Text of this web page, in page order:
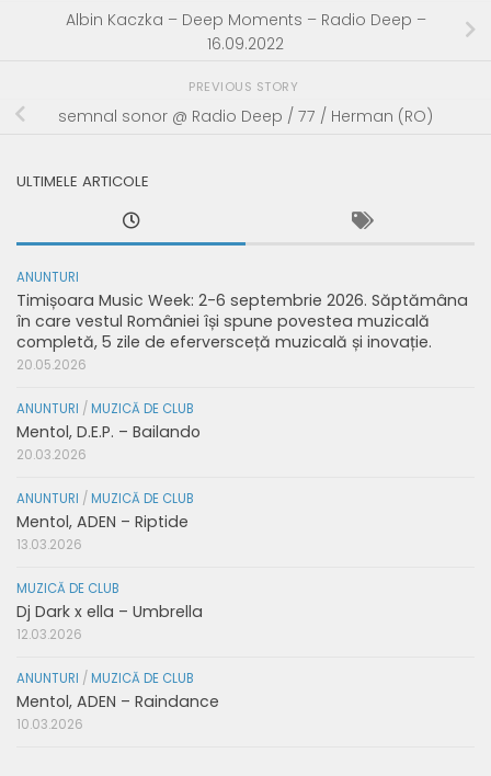
Albin Kaczka – Deep Moments – Radio Deep –
16.09.2022
PREVIOUS STORY
semnal sonor @ Radio Deep / 77 / Herman (RO)
ULTIMELE ARTICOLE
ANUNTURI
Timișoara Music Week: 2-6 septembrie 2026. Săptămâna
în care vestul României își spune povestea muzicală
completă, 5 zile de eferversceță muzicală și inovație.
20.05.2026
ANUNTURI / MUZICĂ DE CLUB
Mentol, D.E.P. – Bailando
20.03.2026
ANUNTURI / MUZICĂ DE CLUB
Mentol, ADEN – Riptide
13.03.2026
MUZICĂ DE CLUB
Dj Dark x ella – Umbrella
12.03.2026
ANUNTURI / MUZICĂ DE CLUB
Mentol, ADEN – Raindance
10.03.2026